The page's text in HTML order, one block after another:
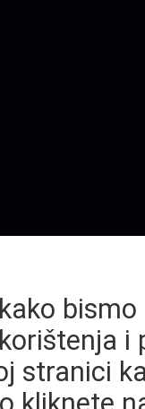
stranici